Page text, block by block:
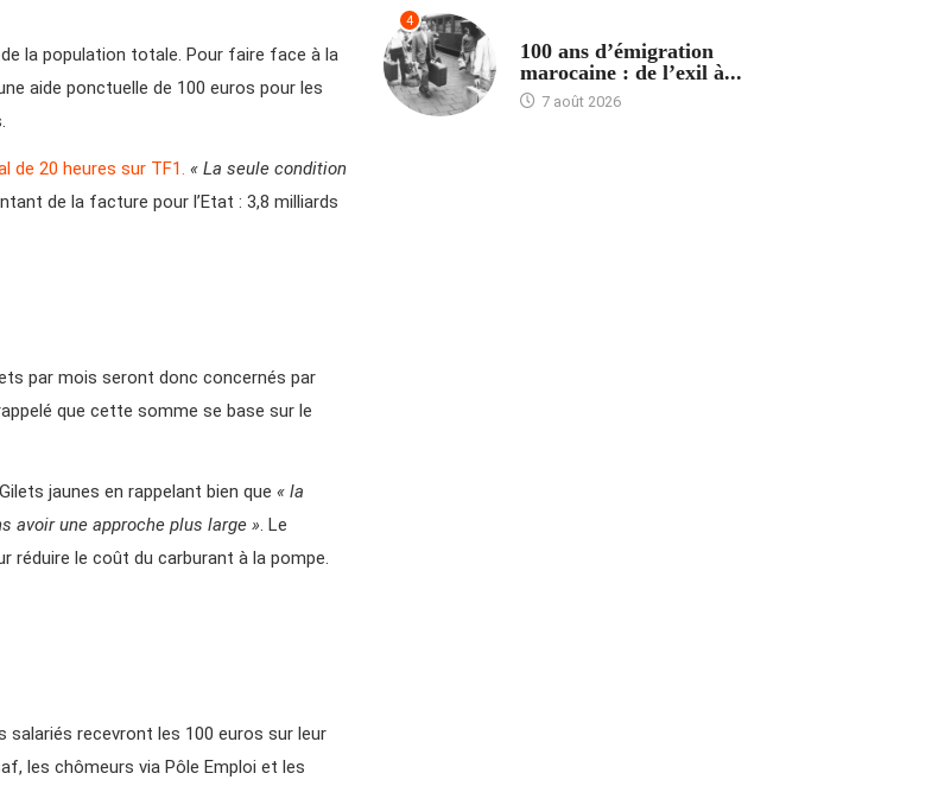
la population totale. Pour faire face à la
aide ponctuelle de 100 euros pour les
de 20 heures sur TF1. « La seule condition
de la facture pour l’Etat : 3,8 milliards
par mois seront donc concernés par
que cette somme se base sur le
jaunes en rappelant bien que « la
avoir une approche plus large ». Le
réduire le coût du carburant à la pompe.
recevront les 100 euros sur leur
les chômeurs via Pôle Emploi et les
4
100 ans d’émigration
marocaine : de l’exil à...
7 août 2026